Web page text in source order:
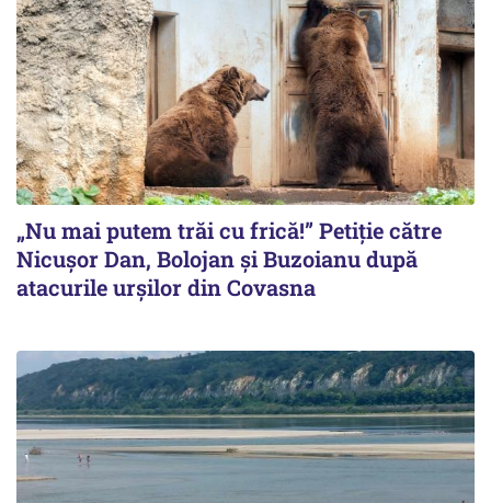
„Nu mai putem trăi cu frică!” Petiție către
Nicușor Dan, Bolojan și Buzoianu după
atacurile urșilor din Covasna